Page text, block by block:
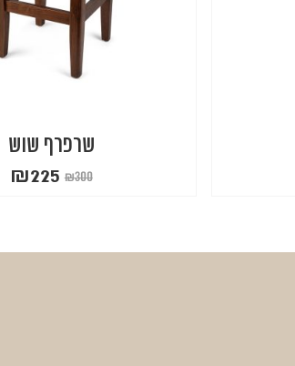
שרפרף שוש
₪300
המחיר
₪300.
₪225המחיר
₪225.